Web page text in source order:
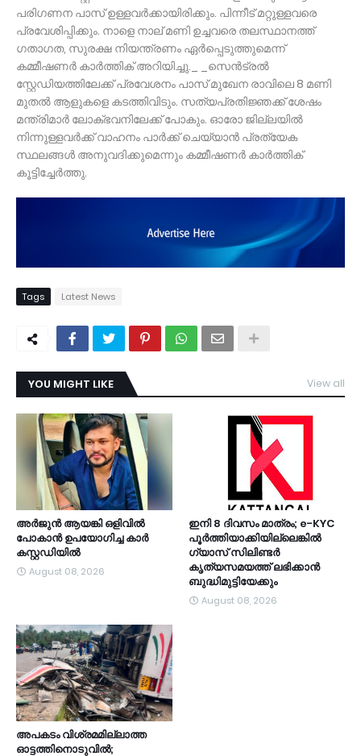
പരിഗണന പാസ് ഉള്ളവര്‍ക്കായിരിക്കും. പിന്നീട് മറ്റുള്ളവരെ
പ്രവേശിപ്പിക്കും. നാളെ നാല് മണി ഉച്ചവരെ തലസ്ഥാനത്ത്
ഗതാഗത, സുരക്ഷ നിയന്ത്രണം ഏര്‍പ്പെടുത്തുമെന്ന്
കമ്മീഷണര്‍ കാര്‍ത്തിക് അറിയിച്ചു._ _സെന്‍ട്രല്‍
സ്റ്റേഡിയത്തിലേക്ക് പ്രവേശനം പാസ് മുഖേന രാവിലെ 8 മണി
മുതല്‍ ആളുകളെ കടത്തിവിടും. സത്യപ്രതിജ്ഞക്ക് ശേഷം
മന്ത്രിമാര്‍ ലോക്ഭവനിലേക്ക് പോകും. ഓരോ ജില്ലയില്‍
നിന്നുള്ളവര്‍ക്ക് വാഹനം പാര്‍ക്ക് ചെയ്യാന്‍ പ്രത്യേക
സ്ഥലങ്ങള്‍ അനുവദിക്കുമെന്നും കമ്മീഷണര്‍ കാര്‍ത്തിക്
കൂട്ടിച്ചേര്‍ത്തു.
Tags Latest News
YOU MIGHT LIKE View all
അർജുൻ ആയങ്കി ഒളിവിൽ
പോകാൻ ഉപയോഗിച്ച കാർ
കസ്റ്റഡിയിൽ
August 08, 2026
ഇനി 8 ദിവസം മാത്രം; e-KYC
പൂര്‍ത്തിയാക്കിയില്ലെങ്കില്‍
ഗ്യാസ് സിലിണ്ടര്‍
കൃത്യസമയത്ത് ലഭിക്കാന്‍
ബുദ്ധിമുട്ടിയേക്കും
August 08, 2026
അപകടം വിശ്രമമില്ലാത്ത
ഓട്ടത്തിനൊടുവിൽ;